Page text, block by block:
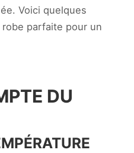
Voici quelques
parfaite pour un
DU